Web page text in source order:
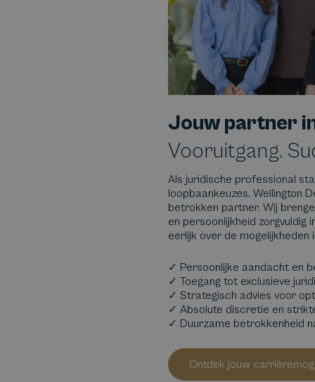
Jouw partner
Vooruitgang.
Als juridische professional
loopbaankeuzes. Wellington
betrokken partner. Wij
en persoonlijkheid zorgvuldig
eerlijk over de
✓ Persoonlijke aandacht en
✓ Toegang tot exclusieve
✓ Strategisch advies voor
✓ Absolute discretie en
✓ Duurzame betrokkenheid
Ontdek jouw